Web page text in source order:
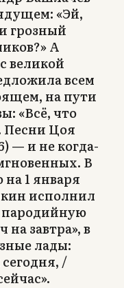
«Эй,
грозный
А
великой
всем
на пути
«Всё, что
Цоя
— и не когда-
В
на 1 января
исполнил
пародийную
на завтра», в
лады:
/